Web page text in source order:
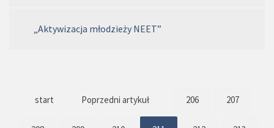
„Aktywizacja młodzieży NEET”
start Poprzedni artykuł 206 207